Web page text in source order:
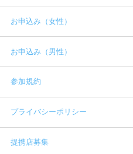
お申込み（女性）
お申込み（男性）
参加規約
プライバシーポリシー
提携店募集